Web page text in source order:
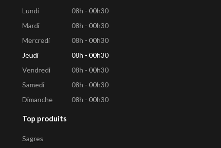
Lundi
08h - 00h30
Mardi
08h - 00h30
Mercredi
08h - 00h30
Jeudi
08h - 00h30
Vendredi
08h - 00h30
Samedi
08h - 00h30
Dimanche
08h - 00h30
Top produits
Sagres